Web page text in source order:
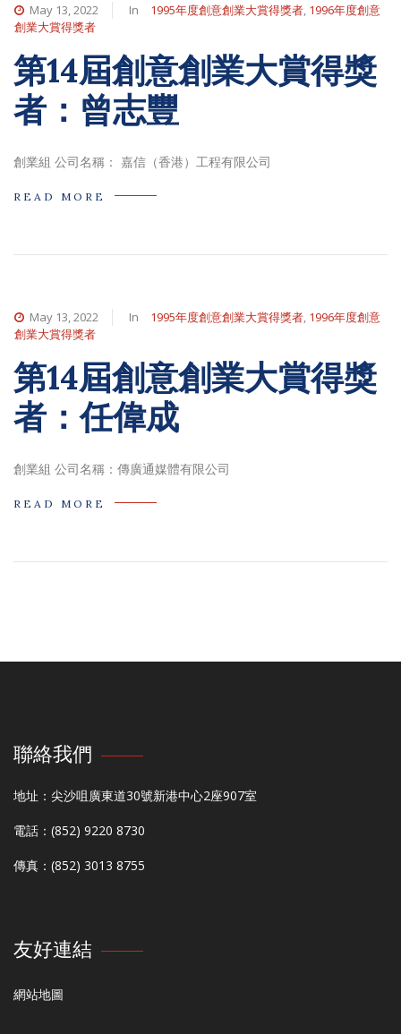
May 13, 2022 In 1995年度創意創業大賞得獎者, 1996年度創意
創業大賞得獎者
第14屆創意創業大賞得獎
者：曾志豐
創業組 公司名稱： 嘉信（香港）工程有限公司
READ MORE
May 13, 2022 In 1995年度創意創業大賞得獎者, 1996年度創意
創業大賞得獎者
第14屆創意創業大賞得獎
者：任偉成
創業組 公司名稱：傳廣通媒體有限公司
READ MORE
聯絡我們
地址：尖沙咀廣東道30號新港中心2座907室
電話：(852) 9220 8730
傳真：(852) 3013 8755
友好連結
網站地圖